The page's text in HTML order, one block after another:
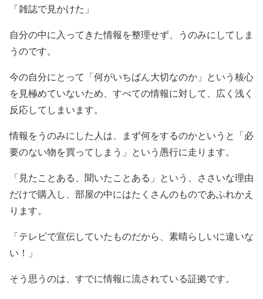
「雑誌で見かけた」
自分の中に入ってきた情報を整理せず、うのみにしてしま
うのです。
今の自分にとって「何がいちばん大切なのか」という核心
を見極めていないため、すべての情報に対して、広く浅く
反応してしまいます。
情報をうのみにした人は、まず何をするのかというと「必
要のない物を買ってしまう」という愚行に走ります。
「見たことある、聞いたことある」という、ささいな理由
だけで購入し、部屋の中にはたくさんのものであふれかえ
ります。
「テレビで宣伝していたものだから、素晴らしいに違いな
い！」
そう思うのは、すでに情報に流されている証拠です。